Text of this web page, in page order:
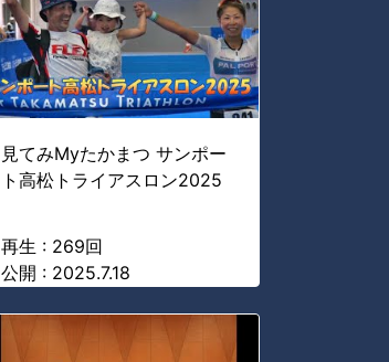
見てみMyたかまつ サンポー
ト高松トライアスロン2025
再生 : 269回
公開 : 2025.7.18